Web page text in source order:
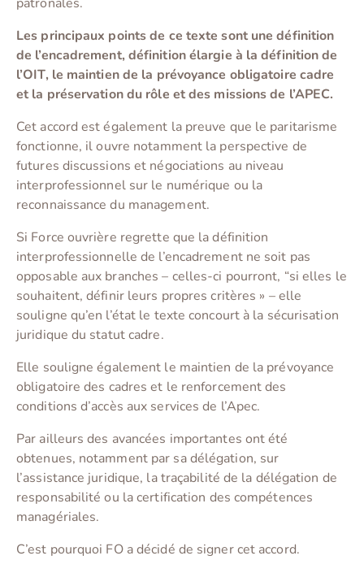
Les principaux points de ce texte sont une définition
de l’encadrement, définition élargie à la définition de
l’OIT, le maintien de la prévoyance obligatoire cadre
et la préservation du rôle et des missions de l’APEC.
Cet accord est également la preuve que le paritarisme
fonctionne, il ouvre notamment la perspective de
futures discussions et négociations au niveau
interprofessionnel sur le numérique ou la
reconnaissance du management.
Si Force ouvrière regrette que la définition
interprofessionnelle de l’encadrement ne soit pas
opposable aux branches – celles-ci pourront, “si elles le
souhaitent, définir leurs propres critères » – elle
souligne qu’en l’état le texte concourt à la sécurisation
juridique du statut cadre.
Elle souligne également le maintien de la prévoyance
obligatoire des cadres et le renforcement des
conditions d’accès aux services de l’Apec.
Par ailleurs des avancées importantes ont été
obtenues, notamment par sa délégation, sur
l’assistance juridique, la traçabilité de la délégation de
responsabilité ou la certification des compétences
managériales.
C’est pourquoi FO a décidé de signer cet accord.